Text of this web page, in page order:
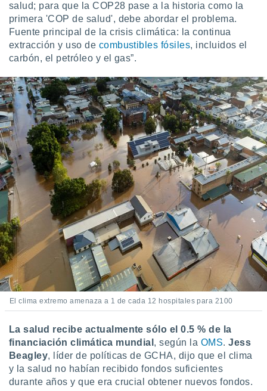
salud; para que la COP28 pase a la historia como la
primera 'COP de salud', debe abordar el problema.
Fuente principal de la crisis climática: la continua
extracción y uso de combustibles fósiles, incluidos el
carbón, el petróleo y el gas”.
El clima extremo amenaza a 1 de cada 12 hospitales para 2100
La salud recibe actualmente sólo el 0.5 % de la
financiación climática mundial , según la OMS.Jess
Beagley, líder de políticas de GCHA, dijo que el clima
y la salud no habían recibido fondos suficientes
durante años y que era crucial obtener nuevos fondos.